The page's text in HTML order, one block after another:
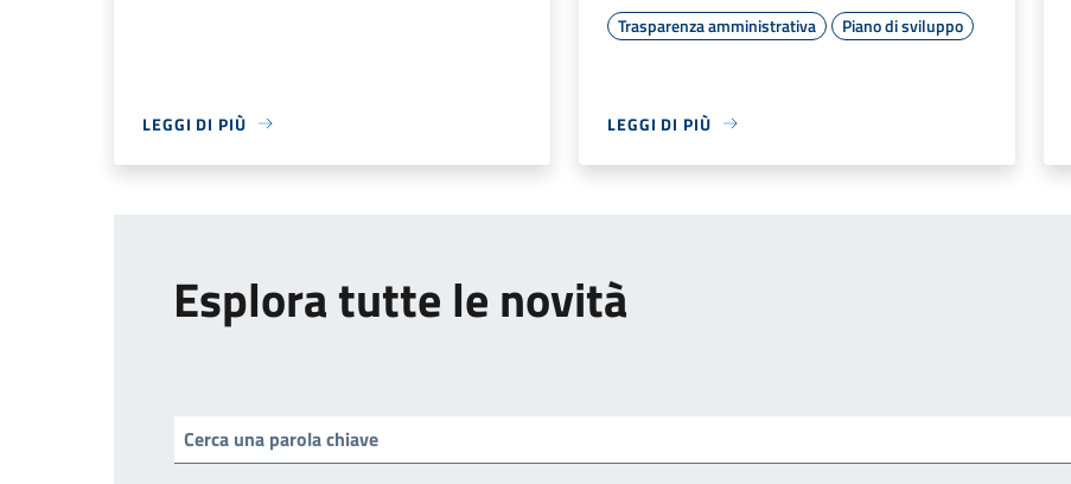
LEGGI DI PIÙ
Trasparenza amministrativa
Piano di sviluppo
LEGGI DI PIÙ
Esplora tutte le novità